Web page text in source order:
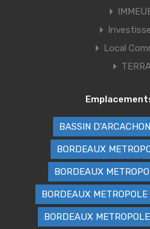
Local
BASSIN D'ARCACHON
BORDEAUX
BORDEAUX
BORDEAUX
BORDEAUX